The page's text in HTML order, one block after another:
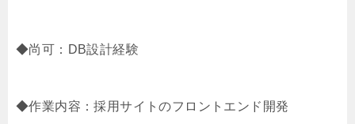
◆尚可：DB設計経験
◆作業内容：採用サイトのフロントエンド開発